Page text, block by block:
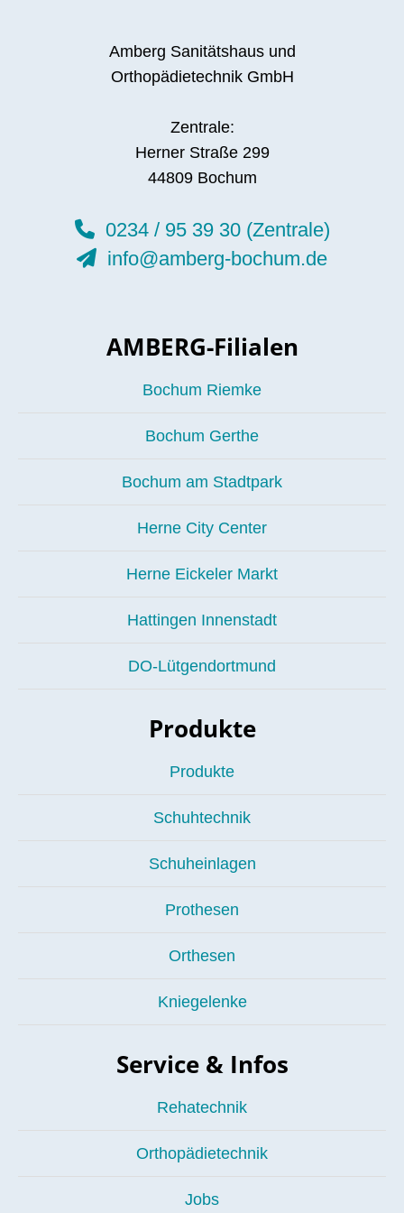
Amberg Sanitätshaus und
Orthopädietechnik GmbH
Zentrale:
Herner Straße 299
44809 Bochum
0234 / 95 39 30 (Zentrale)
info@amberg-bochum.de
AMBERG-Filialen
Bochum Riemke
Bochum Gerthe
Bochum am Stadtpark
Herne City Center
Herne Eickeler Markt
Hattingen Innenstadt
DO-Lütgendortmund
Produkte
Produkte
Schuhtechnik
Schuheinlagen
Prothesen
Orthesen
Kniegelenke
Service & Infos
Rehatechnik
Orthopädietechnik
Jobs